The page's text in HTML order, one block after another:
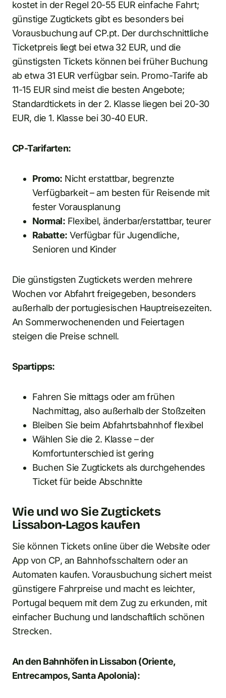
kostet in der Regel 20-55 EUR einfache Fahrt;
günstige Zugtickets gibt es besonders bei
Vorausbuchung auf CP.pt. Der durchschnittliche
Ticketpreis liegt bei etwa 32 EUR, und die
günstigsten Tickets können bei früher Buchung
ab etwa 31 EUR verfügbar sein. Promo-Tarife ab
11-15 EUR sind meist die besten Angebote;
Standardtickets in der 2. Klasse liegen bei 20-30
EUR, die 1. Klasse bei 30-40 EUR.
CP-Tarifarten:
Promo: Nicht erstattbar, begrenzte
Verfügbarkeit – am besten für Reisende mit
fester Vorausplanung
Normal: Flexibel, änderbar/erstattbar, teurer
Rabatte: Verfügbar für Jugendliche,
Senioren und Kinder
Die günstigsten Zugtickets werden mehrere
Wochen vor Abfahrt freigegeben, besonders
außerhalb der portugiesischen Hauptreisezeiten.
An Sommerwochenenden und Feiertagen
steigen die Preise schnell.
Spartipps:
Fahren Sie mittags oder am frühen
Nachmittag, also außerhalb der Stoßzeiten
Bleiben Sie beim Abfahrtsbahnhof flexibel
Wählen Sie die 2. Klasse – der
Komfortunterschied ist gering
Buchen Sie Zugtickets als durchgehendes
Ticket für beide Abschnitte
Wie und wo Sie Zugtickets
Lissabon-Lagos kaufen
Sie können Tickets online über die Website oder
App von CP, an Bahnhofsschaltern oder an
Automaten kaufen. Vorausbuchung sichert meist
günstigere Fahrpreise und macht es leichter,
Portugal bequem mit dem Zug zu erkunden, mit
einfacher Buchung und landschaftlich schönen
Strecken.
An den Bahnhöfen in Lissabon (Oriente,
Entrecampos, Santa Apolonia):